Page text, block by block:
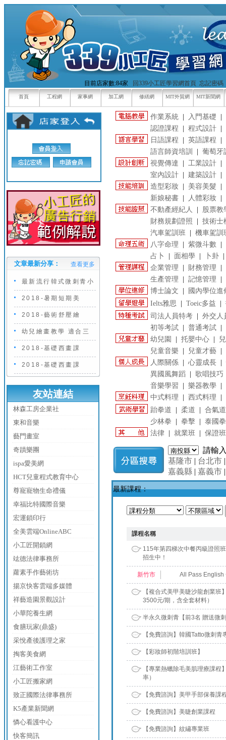
目前店家數:84家 回339小工匠學習網首頁 忘記密碼
首頁 工程網 家事網 加工網 修繕網 MIT外貿網 MIT新聞網
文章最新分享： 查看更多
最新流行韓式微刺青小
2018-暑期短期美
2018-藝術舒壓繪
幼兒繪畫教學 適合三
2018-基礎西畫課
2018-基礎西畫課
友站連結
林森工房企業社
東和音樂
藝門畫室
奇蹟樂團
ispa愛美網
HCT兒童程式教育中心
尊寵寵物生命禮儀
幸福比特國際音樂
宏運鎖印行
全美雲端OnlineABC
小工匠開鎖網
竑德法律事務所
蘿素手作藝術坊
揚京快客雲端多媒體
祥藝造園景觀設計
小華陀養生網
食膳玩家(鼎盛)
采悅產後護理之家
掏客美食網
江藝術工作室
小工匠搬家網
致正國際法律事務所
K5產業新聞網
憐心看護中心
快客簡訊
作業系統| 入門基礎
認證課程
程式設計|
日語課程
英語課程
語言師資培訓
葡萄牙
視覺傳達
工業設計|
室內設計| 建築設計|
造型彩妝| 美容美髮
新娘秘書| 人體彩妝|
不動產經紀人
股票教
財務規劃證照
技術士
汽車駕訓班| 機車駕訓
八字命理
紫微斗數
占卜
面相學| 卜卦
企業管理
財務管理
生產管理
記憶管理
博士論文
國內學位進
Ielts雅思
Toeic多益
司法人員特考| 外交人
初等考試| 普通考試|
幼兒園
托嬰中心|
兒童音樂
兒童才藝|
人際關係| 心靈成長|
異國風舞蹈| 歌唱技巧
音樂學習
樂器教學|
中式料理
西式料理
跆拳道
柔道 合氣道
少林拳
拳擊| 泰國拳
法律| 就業班| 保證班
請輸
基隆市| 台北市
嘉義縣| 嘉義市
最新課程：
課程名稱
115年第四梯次中餐丙級證照
招生中！
新竹市 All Pass English
【複合式美甲美睫沙龍創業班
3500元/期，含全套材料）
半永久微刺青【前3名 贈送微
【免費諮詢】韓國Tatto微刺青
【彩妝師初階培訓班】
【專業熱蠟除毛美肌理療課程
率）
【免費諮詢】美甲手部保養課
【免費諮詢】美睫創業課程
【免費諮詢】紋繡專業班